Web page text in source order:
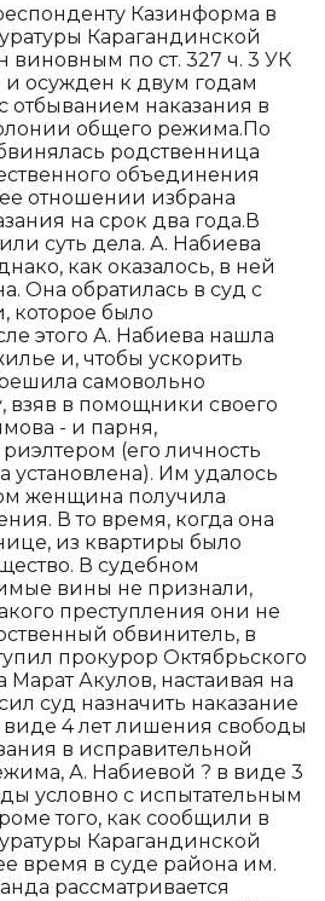
Казинформа в
Карагандинской
виновным по ст. 327 ч. 3 УК
и осужден к двум годам
наказания в
общего режима.По
родственница
объединения
отношении избрана
на срок два года.В
суть дела. А. Набиева
как оказалось, в ней
Она обратилась в суд с
которое было
этого А. Набиева нашла
и, чтобы ускорить
самовольно
взяв в помощники своего
- и парня,
(его личность
установлена). Им удалось
женщина получила
В то время, когда она
из квартиры было
В судебном
вины не признали,
преступления они не
обвинитель, в
прокурор Октябрьского
Марат Акулов, настаивая на
суд назначить наказание
4 лет лишения свободы
в исправительной
А. Набиевой ? в виде 3
условно с испытательным
того, как сообщили в
Карагандинской
время в суде района им.
рассматривается